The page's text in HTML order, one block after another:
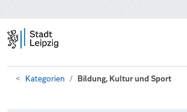
Kategorien Bildung, Kultur und Sport